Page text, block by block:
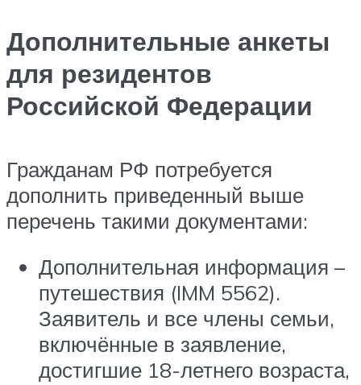
Дополнительные анкеты
для резидентов
Российской Федерации
Гражданам РФ потребуется
дополнить приведенный выше
перечень такими документами:
Дополнительная информация –
путешествия (IMM 5562).
Заявитель и все члены семьи,
включённые в заявление,
достигшие 18-летнего возраста,